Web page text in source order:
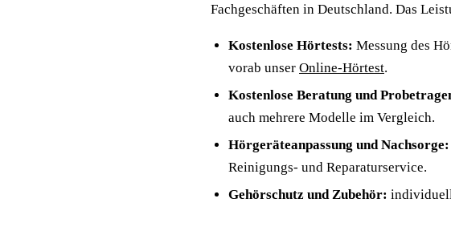
Fachgeschäften in Deutschland. Das
Kostenlose Hörtests: Messung des
vorab unser Online-Hörtest.
Kostenlose Beratung und
auch mehrere Modelle im Vergleich.
Hörgeräteanpassung und Nachsorge:
Reinigungs- und Reparaturservice.
Gehörschutz und Zubehör: